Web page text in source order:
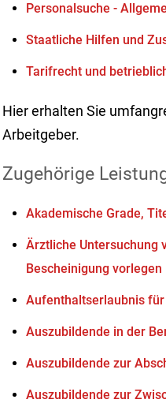
Personalsuche -
Staatliche Hilfen und
Tarifrecht und
Hier erhalten Sie
Arbeitgeber.
Zugehörige
Akademische Grade,
Ärztliche Untersuchung
Bescheinigung vorlegen
Aufenthaltserlaubnis
Auszubildende in der
Auszubildende zur
Auszubildende zur